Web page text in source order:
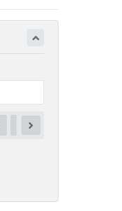
COMBATE ÀS PERDAS DE